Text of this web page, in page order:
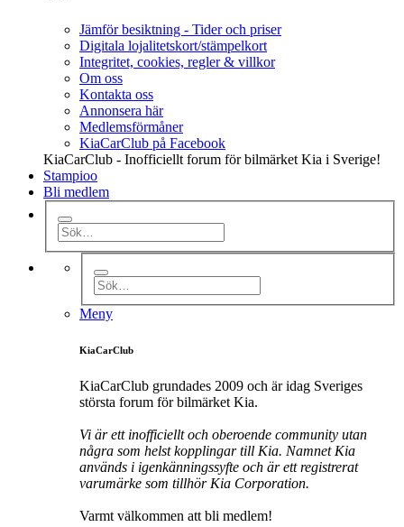
Jämför besiktning - Tider och priser
Digitala lojalitetskort/stämpelkort
Integritet, cookies, regler & villkor
Om oss
Kontakta oss
Annonsera här
Medlemsförmåner
KiaCarClub på Facebook
KiaCarClub - Inofficiellt forum för bilmärket Kia i Sverige!
Stampioo
Bli medlem
Meny
KiaCarClub
KiaCarClub grundades 2009 och är idag Sveriges
största forum för bilmärket Kia.
Vi är ett inofficiellt och oberoende community utan
några som helst kopplingar till Kia. Namnet Kia
används i igenkänningssyfte och är ett registrerat
varumärke som tillhör Kia Corporation.
Varmt välkommen att bli medlem!